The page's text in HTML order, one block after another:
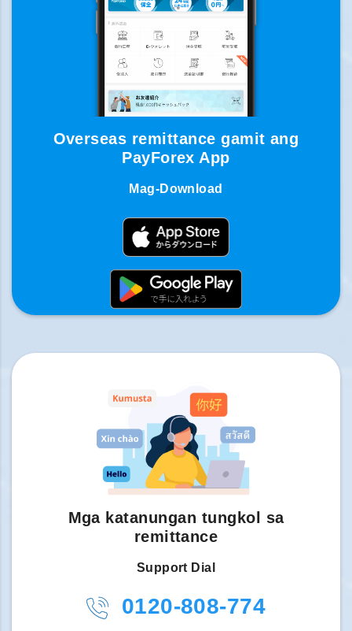
Overseas remittance gamit ang
PayForex App
Mag-Download
Mga katanungan tungkol sa
remittance
Support Dial
0120-808-774